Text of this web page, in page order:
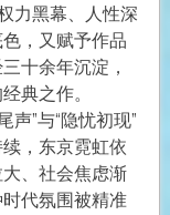
力黑幕、人性深
，又赋予作品
十余年沉淀，
典之作。
”与“隐忧初现”
，东京霓虹依
、社会焦虑渐
代氛围被精准